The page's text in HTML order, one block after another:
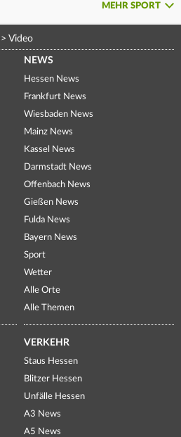
MEHR SPORT
Video
NEWS
Hessen News
Frankfurt News
Wiesbaden News
Mainz News
Kassel News
Darmstadt News
Offenbach News
Gießen News
Fulda News
Bayern News
Sport
Wetter
Alle Orte
Alle Themen
VERKEHR
Staus Hessen
Blitzer Hessen
Unfälle Hessen
A3 News
A5 News